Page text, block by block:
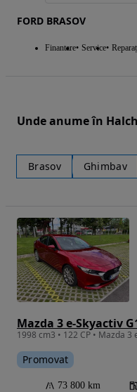
FORD BRASOV
Finantare Service
Unde anume în
Brasov Ghimbav
Mazda 3 e-Skyactiv
Promovat
73 800 km